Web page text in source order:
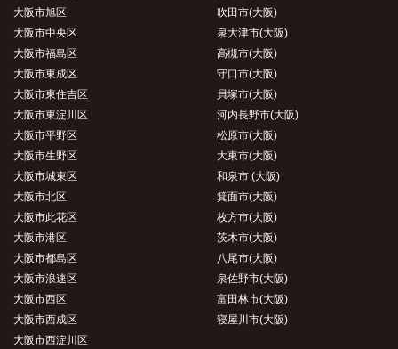
大阪市旭区
大阪市中央区
大阪市福島区
大阪市東成区
大阪市東住吉区
大阪市東淀川区
大阪市平野区
大阪市生野区
大阪市城東区
大阪市北区
大阪市此花区
大阪市港区
大阪市都島区
大阪市浪速区
大阪市西区
大阪市西成区
大阪市西淀川区
吹田市(大阪)
泉大津市(大阪)
高槻市(大阪)
守口市(大阪)
貝塚市(大阪)
河内長野市(大阪)
松原市(大阪)
大東市(大阪)
和泉市 (大阪)
箕面市(大阪)
枚方市(大阪)
茨木市(大阪)
八尾市(大阪)
泉佐野市(大阪)
富田林市(大阪)
寝屋川市(大阪)